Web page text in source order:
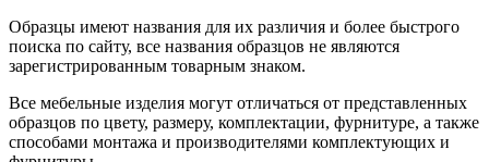
Образцы имеют названия для их различия и более быстрого
поиска по сайту, все названия образцов не являются
зарегистрированным товарным знаком.
Все мебельные изделия могут отличаться от представленных
образцов по цвету, размеру, комплектации, фурнитуре, а также
способами монтажа и производителями комплектующих и